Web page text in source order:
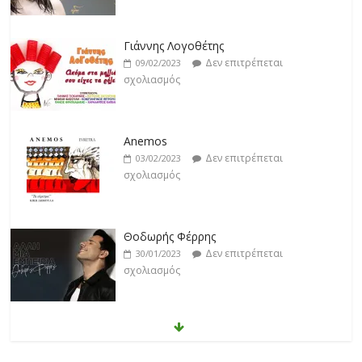
Γιάννης Λογοθέτης
09/02/2023
Δεν επιτρέπεται
σχολιασμός
Anemos
03/02/2023
Δεν επιτρέπεται
σχολιασμός
Θοδωρής Φέρρης
30/01/2023
Δεν επιτρέπεται
σχολιασμός
Νίκος Ζιώγαλας